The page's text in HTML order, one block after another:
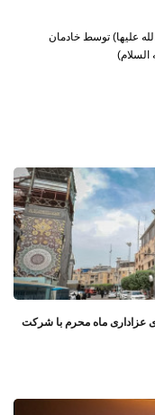
علیها) توسط خادمان
عزاداری ماه محرم با شرکت